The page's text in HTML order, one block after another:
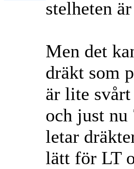
stelheten
Men det
dräkt som
är lite
och just
letar
lätt för LT